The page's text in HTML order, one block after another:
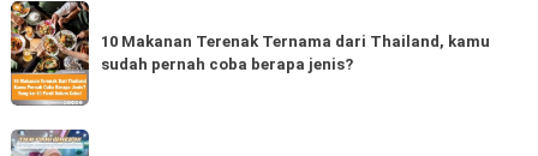
10
Makanan
Terenak
Ternama
dari
10 Makanan Terenak Ternama dari Thailand, kamu
sudah pernah coba berapa jenis?
Rekomendasi